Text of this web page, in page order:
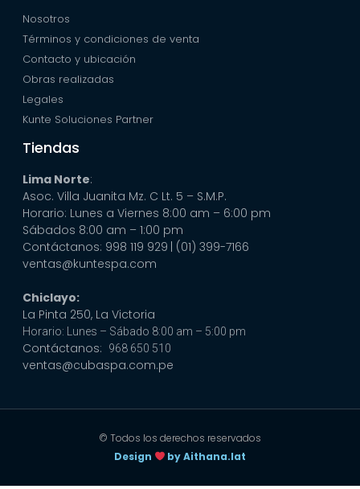
Nosotros
Términos y condiciones de venta
Contacto y ubicación
Obras realizadas
Legales
Kunte Soluciones Partner
Tiendas
Lima Norte:
Asoc. Villa Juanita Mz. C Lt. 5 – S.M.P.
Horario: Lunes a Viernes 8:00 am – 6:00 pm
Sábados 8:00 am – 1:00 pm
Contáctanos: 998 119 929 | (01) 399-7166
ventas@kuntespa.com
Chiclayo:
La Pinta 250, La Victoria
Horario: Lunes – Sábado 8:00 am – 5:00 pm
Contáctanos: 968 650 510
ventas@cubaspa.com.pe
© Todos los derechos reservados
Design
by Aithana.lat